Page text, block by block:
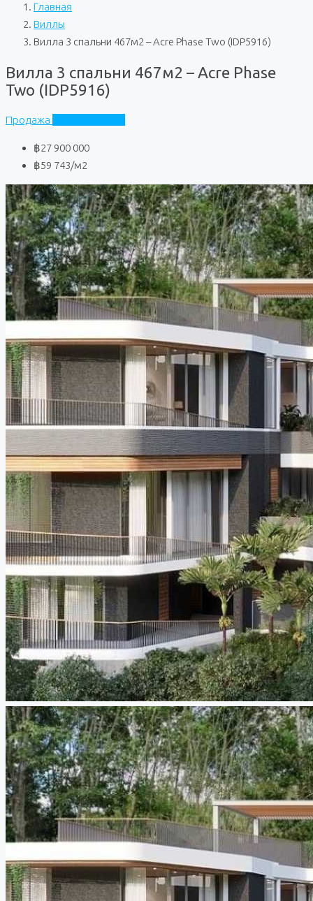
Главная
Виллы
Вилла 3 спальни 467м2 – Acre Phase Two (IDP5916)
Вилла 3 спальни 467м2 – Acre Phase
Two (IDP5916)
Продажа
฿27 900 000
฿59 743/м2